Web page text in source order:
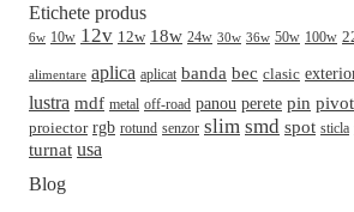
Etichete produs
6w 10w 12v 12w 18w 24w 30w 36w 50w 100w
alimentare aplica aplicat banda bec clasic
lustra mdf metal off-road panou perete pin
proiector rgb rotund senzor slim smd spot sticla
turnat usa
Blog